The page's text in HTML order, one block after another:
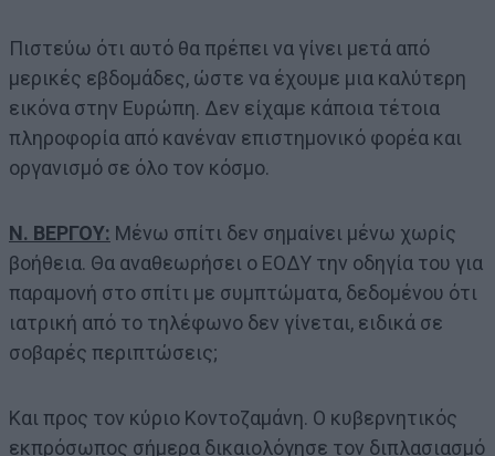
Πιστεύω ότι αυτό θα πρέπει να γίνει μετά από
μερικές εβδομάδες, ώστε να έχουμε μια καλύτερη
εικόνα στην Ευρώπη. Δεν είχαμε κάποια τέτοια
πληροφορία από κανέναν επιστημονικό φορέα και
οργανισμό σε όλο τον κόσμο.
Ν. ΒΕΡΓΟΥ: Μένω σπίτι δεν σημαίνει μένω χωρίς
βοήθεια. Θα αναθεωρήσει ο ΕΟΔΥ την οδηγία του για
παραμονή στο σπίτι με συμπτώματα, δεδομένου ότι
ιατρική από το τηλέφωνο δεν γίνεται, ειδικά σε
σοβαρές περιπτώσεις;
Και προς τον κύριο Κοντοζαμάνη. Ο κυβερνητικός
εκπρόσωπος σήμερα δικαιολόγησε τον διπλασιασμό